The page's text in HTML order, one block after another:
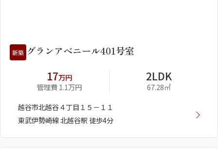
新築 グランアベニール401号室
17万円
管理費 1.1万円
2LDK
67.28㎡
越谷市北越谷４丁目１５－１１
東武伊勢崎線 北越谷駅 徒歩4分